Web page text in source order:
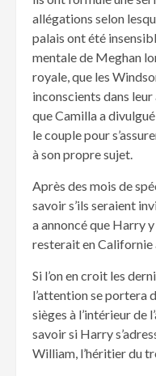
allégations selon
palais ont été
mentale de Meghan
royale, que les
inconscients dans
que Camilla a
le couple pour
à son propre sujet.
Après des mois de
savoir s’ils seraient
a annoncé que Harry
resterait en Californie
Si l’on en croit les
l’attention se portera
sièges à l’intérieur de
savoir si Harry
William, l’héritier du